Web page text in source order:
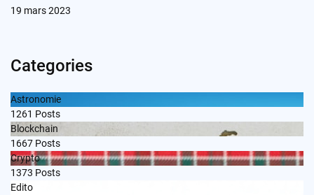
19 mars 2023
Categories
Astronomie
1261 Posts
Blockchain
1667 Posts
Crypto
1373 Posts
Edito